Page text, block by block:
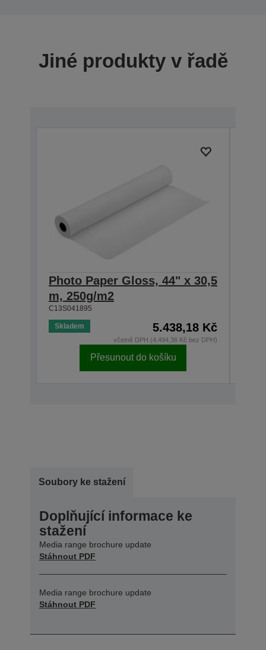
Jiné produkty v řadě
Photo Paper Gloss, 44" x 30,5
m, 250g/m2
C13S041895
Skladem 5.438,18 Kč
včetně DPH (4.494,36 Kč bez DPH)
Přesunout do košíku
Soubory ke stažení
Doplňující informace ke
stažení
Media range brochure update
Stáhnout PDF
Media range brochure update
Stáhnout PDF